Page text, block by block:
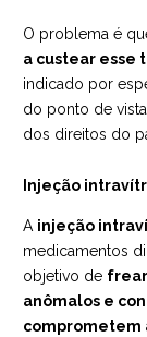
O problema é
a custear esse
indicado por
do ponto de
dos direitos do
Injeção
A injeção
medicamentos
objetivo de frear
anômalos e
comprometem